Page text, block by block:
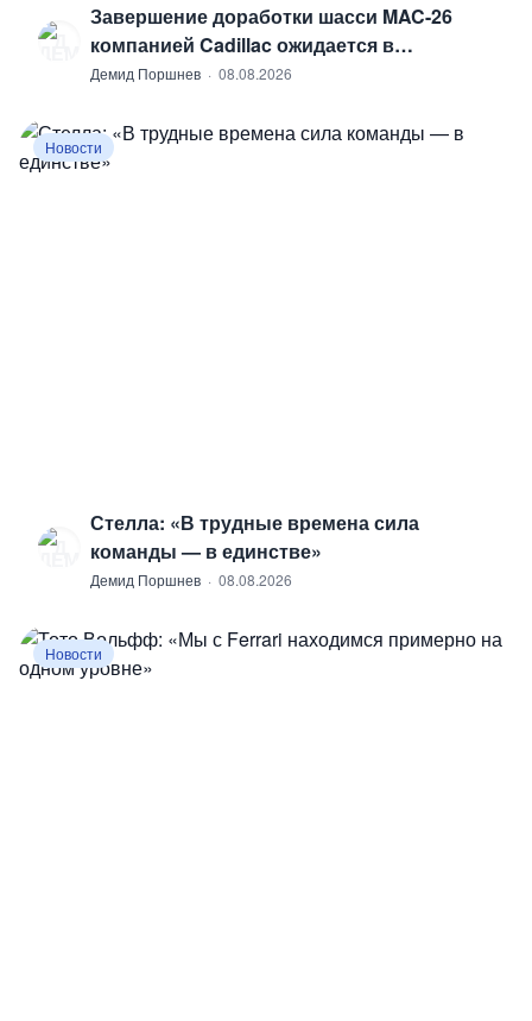
Д
Завершение доработки шасси MAC-26
компанией Cadillac ожидается в
ближайшее время
Демид Поршнев · 08.08.2026
Новости
Д
Стелла: «В трудные времена сила
команды — в единстве»
Демид Поршнев · 08.08.2026
Новости